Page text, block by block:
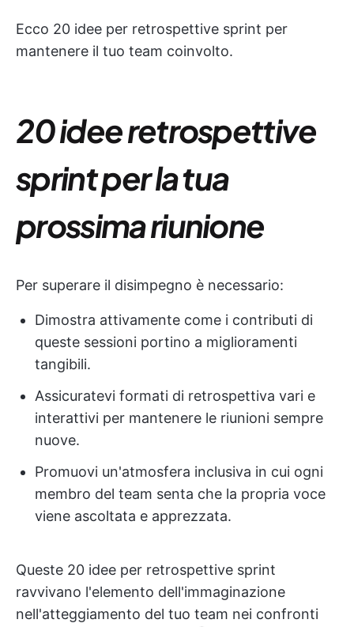
Ecco 20 idee per retrospettive sprint per
mantenere il tuo team coinvolto.
20 idee retrospettive
sprint per la tua
prossima riunione
Per superare il disimpegno è necessario:
Dimostra attivamente come i contributi di
queste sessioni portino a miglioramenti
tangibili.
Assicuratevi formati di retrospettiva vari e
interattivi per mantenere le riunioni sempre
nuove.
Promuovi un'atmosfera inclusiva in cui ogni
membro del team senta che la propria voce
viene ascoltata e apprezzata.
Queste 20 idee per retrospettive sprint
ravvivano l'elemento dell'immaginazione
nell'atteggiamento del tuo team nei confronti